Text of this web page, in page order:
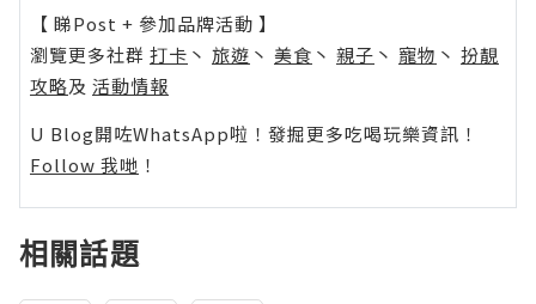
【 睇Post + 參加品牌活動 】
瀏覽更多社群 打卡 丶 旅遊 丶 美食 丶 親子 丶 寵物 丶 扮靚
攻略及 活動情報
U Blog開咗WhatsApp啦！發掘更多吃喝玩樂資訊！
Follow 我哋 ！
相關話題